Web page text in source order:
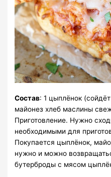
Состав: 1 цыплёнок
майонез хлеб маслины
Приготовление. Нужно
необходимыми для
Покупается цыплёнок,
нужно и можно
бутерброды с мясом